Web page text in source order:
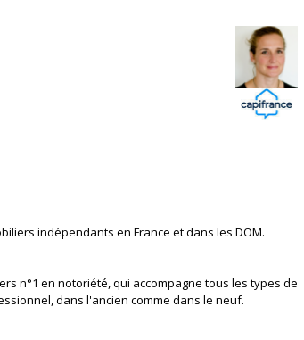
indépendants en France et dans les DOM.
n°1 en notoriété, qui accompagne tous les types de
dans l'ancien comme dans le neuf.